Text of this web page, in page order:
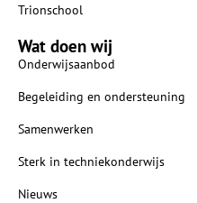
Trionschool
Wat doen wij
Onderwijsaanbod
Begeleiding en ondersteuning
Samenwerken
Sterk in techniekonderwijs
Nieuws